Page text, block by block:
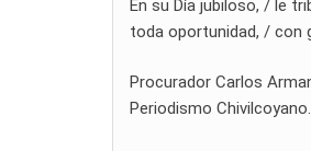
En su Día jubiloso, / le
toda oportunidad, / con
Procurador Carlos
Periodismo Chivilcoyano.